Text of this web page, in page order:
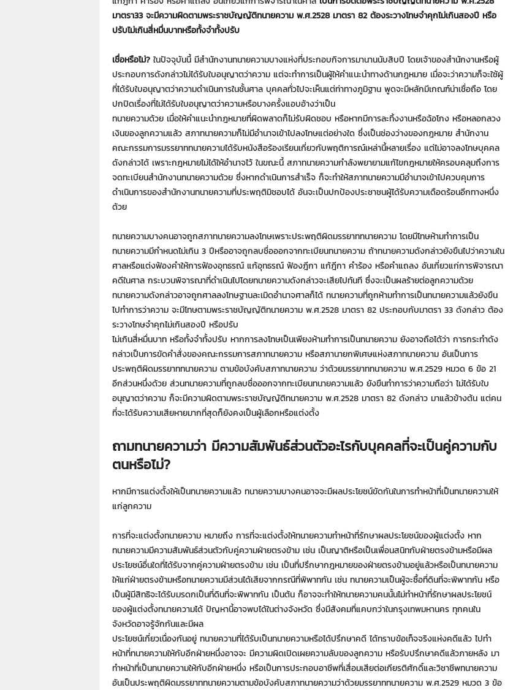
มาตรา33 จะมีความผิดตามพระราชบัญญัติทนายความ พ.ศ.2528 มาตรา 82 ต้องระวางโทษจำคุกไม่เกินสองปี หรือ
ปรับไม่เกินสี่หมื่นบาทหรือทั้งจำทั้งปรับ
เชื่อหรือไม่?ในปัจจุบันนี้ มีสำนักงานทนายความบางแห่งที่ประกอบกิจการมานานนับสิบปี โดยเจ้าของสำนักงานหรือผู้
ประกอบการดังกล่าวไม่ได้รับใบอนุญาตว่าความ แต่จะทำการเป็นผู้ให้คำแนะนำทางด้านกฎหมาย เมื่อจะว่าความก็จะใช้ผู้
ที่ได้รับใบอนุญาตว่าความดำเนินการในชั้นศาล บุคคลทั่วไปจะเห็นแต่ท่าทางภูมิฐาน พูดจะมีหลักมีเกณฑ์น่าเชื่อถือ โดย
ปกปิดเรื่องที่ไม่ได้รับใบอนุญาตว่าความหรือบางครั้งแอบอ้างว่าเป็น
ทนายความด้วย เมื่อให้คำแนะนำกฎหมายที่ผิดพลาดก็ไม่รับผิดชอบ หรือหากมีการละทิ้งงานหรือฉ้อโกง หรือหลอกลวง
เงินของลูกความแล้ว สภาทนายความก็ไม่มีอำนาจเข้าไปลงโทษแต่อย่างใด ซึ่งเป็นช่องว่างของกฎหมาย สำนักงาน
คณะกรรมการมรรยาททนายความได้รับหนังสือร้องเรียนเกี่ยวกับพฤติการณ์เหล่านี้หลายเรื่อง แต่ไม่อาจลงโทษบุคคล
ดังกล่าวได้ เพราะกฎหมายไม่ได้ให้อำนาจไว้ ในขณะนี้ สภาทนายความกำลังพยายามแก้ไขกฎหมายให้ครอบคลุมถึงการ
จดทะเบียนสำนักงานทนายความด้วย ซึ่งหากดำเนินการสำเร็จ ก็จะทำให้สภาทนายความมีอำนาจเข้าไปควบคุมการ
ดำเนินการของสำนักงานทนายความที่ประพฤติมิชอบได้ อันจะเป็นปกป้องประชาชนผู้ได้รับความเดือดร้อนอีกทางหนึ่ง
ด้วย
ทนายความบางคนอาจถูกสภาทนายความลงโทษเพราะประพฤติผิดมรรยาททนายความ โดยมีโทษห้ามทำการเป็น
ทนายความมีกำหนดไม่เกิน 3 ปีหรืออาจถูกลบชื่อออกจากทะเบียนทนายความ ถ้าทนายความดังกล่าวยังขืนไปว่าความใน
ศาลหรือแต่งฟ้องคำให้การฟ้องอุทธรณ์ แก้อุทธรณ์ ฟ้องฎีกา แก้ฎีกา คำร้อง หรือคำแถลง อันเกี่ยวแก่การพิจารณา
คดีในศาล กระบวนพิจารณาที่ดำเนินไปโดยทนายความดังกล่าวจะเสียไปทันที ซึ่งจะเป็นผลร้ายต่อลูกความด้วย
ทนายความดังกล่าวอาจถูกศาลลงโทษฐานละเมิดอำนาจศาลก็ได้ ทนายความที่ถูกห้ามทำการเป็นทนายความแล้วยังขืน
ไปทำการว่าความ จะมีโทษตามพระราชบัญญัติทนายความ พ.ศ.2528 มาตรา 82 ประกอบกับมาตรา 33 ดังกล่าว ต้อง
ระวางโทษจำคุกไม่เกินสองปี หรือปรับ
ไม่เกินสี่หมื่นบาท หรือทั้งจำทั้งปรับ หากการลงโทษเป็นเพียงห้ามทำการเป็นทนายความ ยังอาจถือได้ว่า การกระทำดัง
กล่าวเป็นการขัดคำสั่งของคณะกรรมการสภาทนายความ หรือสภานายกพิเศษแห่งสภาทนายความ อันเป็นการ
ประพฤติผิดมรรยาททนายความ ตามข้อบังคับสภาทนายความ ว่าด้วยมรรยาททนายความ พ.ศ.2529 หมวด 6 ข้อ 21
อีกส่วนหนึ่งด้วย ส่วนทนายความที่ถูกลบชื่อออกจากทะเบียนทนายความแล้ว ยังขืนทำการว่าความถือว่า ไม่ได้รับใบ
อนุญาตว่าความ ก็จะมีความผิดตามพระราชบัญญัติทนายความ พ.ศ.2528 มาตรา 82 ดังกล่าว มาแล้วข้างต้น แต่คน
ที่จะได้รับความเสียหายมากที่สุดก็ยังคงเป็นผู้เลือกหรือแต่งตั้ง
ถามทนายความว่า มีความสัมพันธ์ส่วนตัวอะไรกับบุคคลที่จะเป็นคู่ความกับ
ตนหรือไม่?
หากมีการแต่งตั้งให้เป็นทนายความแล้ว ทนายความบางคนอาจจะมีผลประโยชน์ขัดกันในการทำหน้าที่เป็นทนายความให้
แก่ลูกความ
การที่จะแต่งตั้งทนายความ หมายถึง การที่จะแต่งตั้งให้ทนายความทำหน้าที่รักษาผลประโยชน์ของผู้แต่งตั้ง หาก
ทนายความมีความสัมพันธ์ส่วนตัวกับคู่ความฝ่ายตรงข้าม เช่น เป็นญาติหรือเป็นเพื่อนสนิทกับฝ่ายตรงข้ามหรือมีผล
ประโยชน์อื่นใดที่ได้รับจากคู่ความฝ่ายตรงข้าม เช่น เป็นที่ปรึกษากฎหมายของฝ่ายตรงข้ามอยู่แล้วหรือเป็นทนายความ
ให้แก่ฝ่ายตรงข้ามหรือทนายความมีส่วนได้เสียจากกรณีที่พิพาทกัน เช่น ทนายความเป็นผู้จะซื้อที่ดินที่จะพิพาทกัน หรือ
เป็นผู้มีสิทธิจะได้รับมรดกเป็นที่ดินที่จะพิพาทกัน เป็นต้น ก็อาจจะทำให้ทนายความคนนั้นไม่ทำหน้าที่รักษาผลประโยชน์
ของผู้แต่งตั้งทนายความได้ ปัญหานี้อาจพบได้ในต่างจังหวัด ซึ่งมีสังคมที่แคบกว่าในกรุงเทพมหานคร ทุกคนใน
จังหวัดอาจรู้จักกันและมีผล
ประโยชน์เกี่ยวเนื่องกันอยู่ ทนายความที่ได้รับเป็นทนายความหรือได้ปรึกษาคดี ได้ทราบข้อเท็จจริงแห่งคดีแล้ว ไปทำ
หน้าที่ทนายความให้กับอีกฝ่ายหนึ่งอาจจะ มีความผิดเปิดเผยความลับของลูกความ หรือรับปรึกษาคดีแล้วภายหลัง มา
ทำหน้าที่เป็นทนายความให้กับอีกฝ่ายหนึ่ง หรือเป็นการประกอบอาชีพที่เสื่อมเสียต่อเกียรติศักดิ์และวิชาชีพทนายความ
อันเป็นประพฤติผิดมรรยาททนายความตามข้อบังคับสภาทนายความว่าด้วยมรรยาททนายความ พ.ศ.2529 หมวด 3 ข้อ